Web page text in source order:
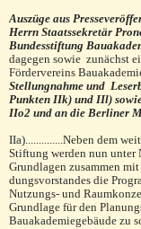
Auszüge aus
Herrn Staatssekretär
Bundesstiftung
dagegen sowie zunächst
Fördervereins
Stellungnahme und
Punkten IIk) und IIl)
IIo2 und an die Berliner
IIa)..............Neben dem
Stiftung wer­den nun unter
Grundlagen zusammen
dungsvorstandes die
Nutzungs- und
Grundlage für den
Bauakademiegebäude zu